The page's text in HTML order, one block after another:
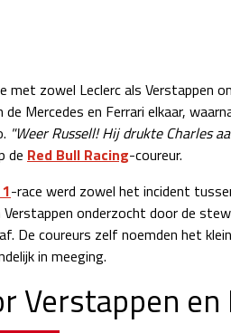
met zowel Leclerc als Verstappen
Mercedes en Ferrari elkaar,
"Weer Russell! Hij drukte Charles
de Red Bull Racing-coureur.
-race werd zowel het incident
onderzocht door de
De coureurs zelf noemden het
in meeging.
Verstappen en